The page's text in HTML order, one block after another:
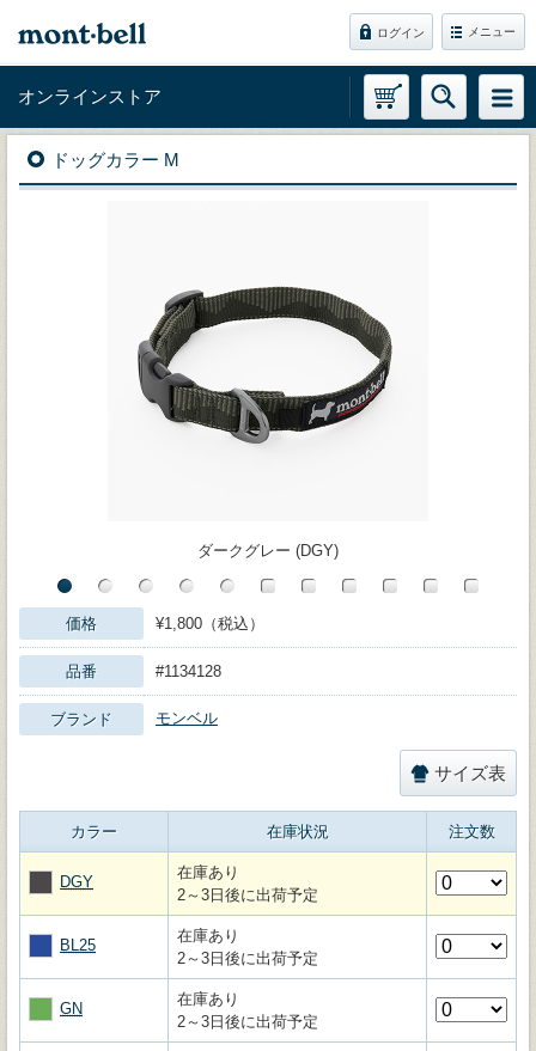
ログイン メニュー
オンラインストア
ドッグカラー M
ダークグレー (DGY)
価格 ¥1,800（税込）
品番 #1134128
ブランド モンベル
サイズ表
カラー 在庫状況 注文数
DGY
在庫あり
2～3日後に出荷予定
BL25
在庫あり
2～3日後に出荷予定
GN
在庫あり
2～3日後に出荷予定